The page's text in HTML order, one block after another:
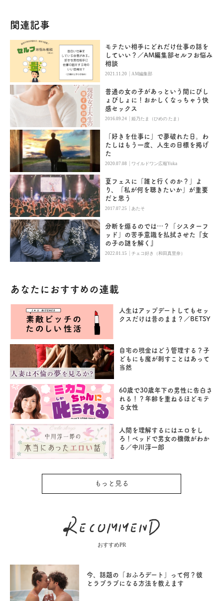
関連記事
モテたい相手にどれだけ仕事の話を
していい？／AM編集部セルフお悩み
相談
2021.11.20 |AM編集部
普通の女の子があっという間にびし
ょびしょに！おかしくなっちゃう快
感セックス
2016.09.24 |姫乃たま（ひめの たま）
「好きを仕事に」で夢破れた日。わ
たしはもう一度、人生の目標を掲げ
た
2020.07.08 | ワイルドワン広報Yuka
夏フェスに「誰と行くのか？」よ
り、「私が何を聴きたいか」が重要
だと思う
2017.07.25 |あたそ
分断を煽るのでは…？「シスターフ
ッド」の苦手意識を払拭させた『女
の子の謎を解く』
2022.01.15 |チェコ好き（和田真里奈）
あなたにおすすめの連載
人生はアップデートしてもセッ
クスだけは昔のまま？／BETSY
自宅の現金はどう管理する？子
どもにも魔が刺すことはあって
当然
60歳で30歳年下の男性に告白さ
れる！？年齢を重ねるほどモテ
る女性
人間を理解するにはエロをし
ろ！ベッドで男女の機微がわか
る／中川淳一郎
もっと見る
おすすめPR
今、話題の「おふろデート」って何？彼
とラブラブになる方法を教えます